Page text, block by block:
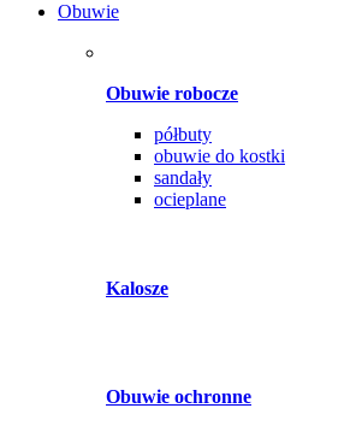
Obuwie
Obuwie robocze
półbuty
obuwie do kostki
sandały
ocieplane
Kalosze
Obuwie ochronne